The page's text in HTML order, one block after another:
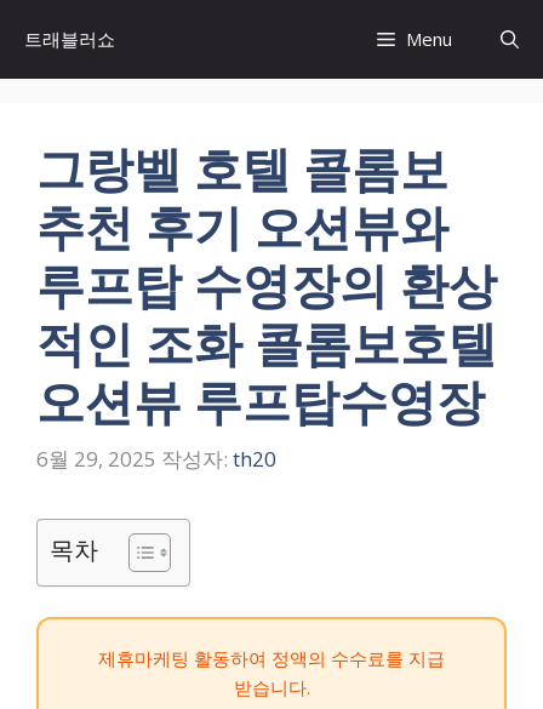
츠
트래블러쇼 Menu
그랑벨 호텔 콜롬보
추천 후기 오션뷰와
루프탑 수영장의 환상
적인 조화 콜롬보호텔
오션뷰 루프탑수영장
6월 29, 2025 작성자: th20
목차
제휴마케팅 활동하여 정액의 수수료를 지급
받습니다.